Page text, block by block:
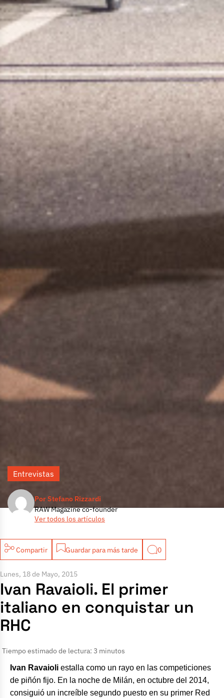
Por Stefano Rizzardi
RAW Magazine co-founder
Ver todos los artículos
Entrevistas
Compartir Guardar para más tarde 0
Lunes, 18 de Mayo, 2015
Ivan Ravaioli. El primer
italiano en conquistar un
RHC
Tiempo estimado de lectura: 3 minutos
Ivan Ravaioli estalla como un rayo en las competiciones
de piñón fijo. En la noche de Milán, en octubre del 2014,
consiguió un increíble segundo puesto en su primer Red